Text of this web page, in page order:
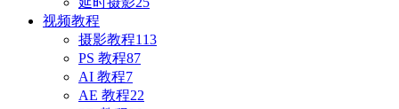
视频教程
摄影教程113
PS 教程87
AI 教程7
AE 教程22